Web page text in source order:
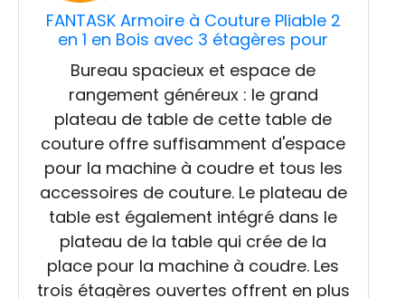
FANTASK Armoire à Couture Pliable 2
en 1 en Bois avec 3 étagères pour
pour Salon, Chambre à Coucher et
Bureau, Beige
Bureau spacieux et espace de
rangement généreux : le grand
plateau de table de cette table de
couture offre suffisamment d'espace
pour la machine à coudre et tous les
accessoires de couture. Le plateau de
table est également intégré dans le
plateau de la table qui crée de la
place pour la machine à coudre. Les
trois étagères ouvertes offrent en plus